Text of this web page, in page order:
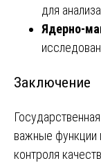
для
Ядерно-
Заключение
важные функции
контроля